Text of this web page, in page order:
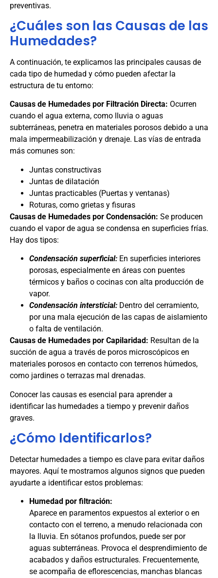
preventivas.
¿Cuáles son las Causas de las
Humedades?
A continuación, te explicamos las principales causas de
cada tipo de humedad y cómo pueden afectar la
estructura de tu entorno:
Causas de Humedades por Filtración Directa: Ocurren
cuando el agua externa, como lluvia o aguas
subterráneas, penetra en materiales porosos debido a una
mala impermeabilización y drenaje. Las vías de entrada
más comunes son:
Juntas constructivas
Juntas de dilatación
Juntas practicables (Puertas y ventanas)
Roturas, como grietas y fisuras
Causas de Humedades por Condensación: Se producen
cuando el vapor de agua se condensa en superficies frías.
Hay dos tipos:
Condensación superficial: En superficies interiores
porosas, especialmente en áreas con puentes
térmicos y baños o cocinas con alta producción de
vapor.
Condensación intersticial: Dentro del cerramiento,
por una mala ejecución de las capas de aislamiento
o falta de ventilación.
Causas de Humedades por Capilaridad: Resultan de la
succión de agua a través de poros microscópicos en
materiales porosos en contacto con terrenos húmedos,
como jardines o terrazas mal drenadas.
Conocer las causas es esencial para aprender a
identificar las humedades a tiempo y prevenir daños
graves.
¿Cómo Identificarlos?
Detectar humedades a tiempo es clave para evitar daños
mayores. Aquí te mostramos algunos signos que pueden
ayudarte a identificar estos problemas:
Humedad por filtración:
Aparece en paramentos expuestos al exterior o en
contacto con el terreno, a menudo relacionada con
la lluvia. En sótanos profundos, puede ser por
aguas subterráneas. Provoca el desprendimiento de
acabados y daños estructurales. Frecuentemente,
se acompaña de eflorescencias, manchas blancas